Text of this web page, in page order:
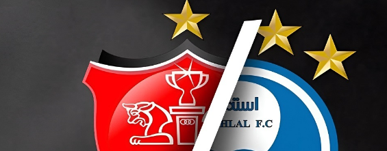
واژگونی مرگبار سمند در اصفهان | ۴ نفر
عکس| ماجرای کشف جسد ناشناس که